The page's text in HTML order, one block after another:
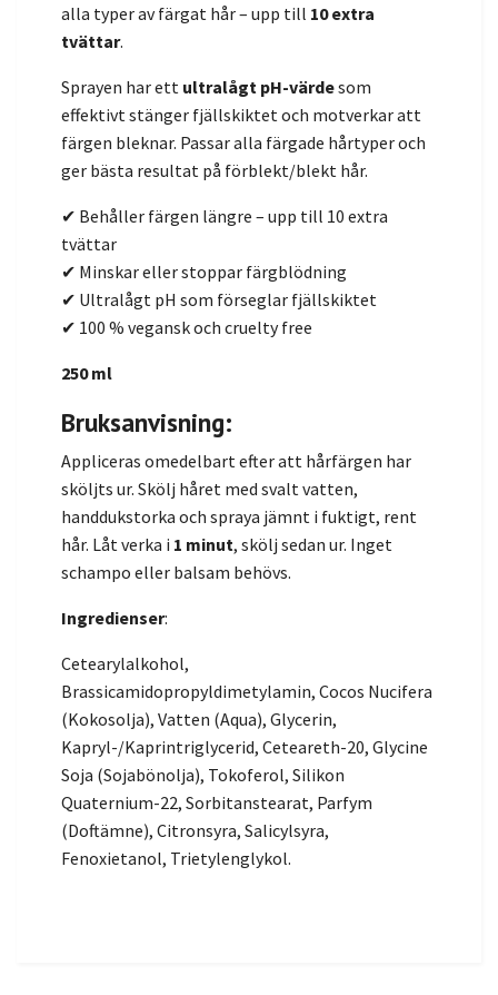
alla typer av färgat hår – upp till 10 extra
tvättar.
Sprayen har ett ultralågt pH-värdesom
effektivt stänger fjällskiktet och motverkar att
färgen bleknar. Passar alla färgade hårtyper och
ger bästa resultat på förblekt/blekt hår.
✔ Behåller färgen längre – upp till 10 extra
tvättar
✔ Minskar eller stoppar färgblödning
✔ Ultralågt pH som förseglar fjällskiktet
✔ 100 % vegansk och cruelty free
250 ml
Bruksanvisning:
Appliceras omedelbart efter att hårfärgen har
sköljts ur. Skölj håret med svalt vatten,
handdukstorka och spraya jämnt i fuktigt, rent
hår. Låt verka i 1 minut, skölj sedan ur. Inget
schampo eller balsam behövs.
Ingredienser:
Cetearylalkohol,
Brassicamidopropyldimetylamin, Cocos Nucifera
(Kokosolja), Vatten (Aqua), Glycerin,
Kapryl-/Kaprintriglycerid, Ceteareth-20, Glycine
Soja (Sojabönolja), Tokoferol, Silikon
Quaternium-22, Sorbitanstearat, Parfym
(Doftämne), Citronsyra, Salicylsyra,
Fenoxietanol, Trietylenglykol.